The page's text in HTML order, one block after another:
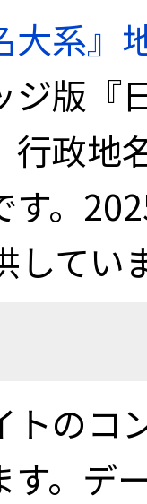
大系
ジ版『
行政地
す。
してい
トのコ
す。デ